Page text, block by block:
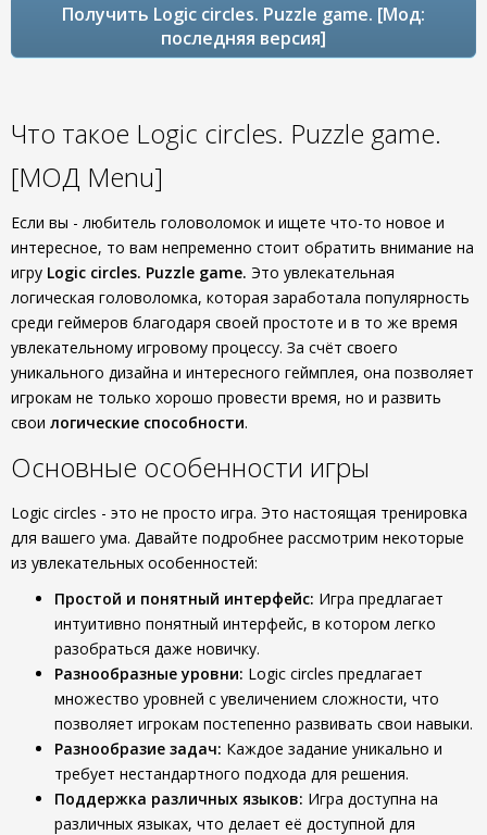
Получить Logic circles. Puzzle game. [Мод:
последняя версия]
Что такое Logic circles. Puzzle game.
[МОД Menu]
Если вы - любитель головоломок и ищете что-то новое и
интересное, то вам непременно стоит обратить внимание на
игру Logic circles. Puzzle game. Это увлекательная
логическая головоломка, которая заработала популярность
среди геймеров благодаря своей простоте и в то же время
увлекательному игровому процессу. За счёт своего
уникального дизайна и интересного геймплея, она позволяет
игрокам не только хорошо провести время, но и развить
свои логические способности.
Основные особенности игры
Logic circles - это не просто игра. Это настоящая тренировка
для вашего ума. Давайте подробнее рассмотрим некоторые
из увлекательных особенностей:
Простой и понятный интерфейс: Игра предлагает
интуитивно понятный интерфейс, в котором легко
разобраться даже новичку.
Разнообразные уровни: Logic circles предлагает
множество уровней с увеличением сложности, что
позволяет игрокам постепенно развивать свои навыки.
Разнообразие задач: Каждое задание уникально и
требует нестандартного подхода для решения.
Поддержка различных языков: Игра доступна на
различных языках, что делает её доступной для